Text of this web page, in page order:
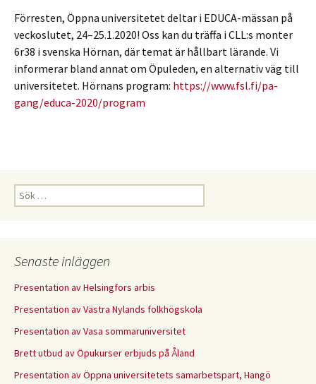
Förresten, Öppna universitetet deltar i EDUCA-mässan på
veckoslutet, 24–25.1.2020! Oss kan du träffa i CLL:s monter
6r38 i svenska Hörnan, där temat är hållbart lärande. Vi
informerar bland annat om Öpuleden, en alternativ väg till
universitetet. Hörnans program: https://www.fsl.fi/pa-
gang/educa-2020/program
Sök
efter:
Senaste inläggen
Presentation av Helsingfors arbis
Presentation av Västra Nylands folkhögskola
Presentation av Vasa sommaruniversitet
Brett utbud av Öpukurser erbjuds på Åland
Presentation av Öppna universitetets samarbetspart, Hangö